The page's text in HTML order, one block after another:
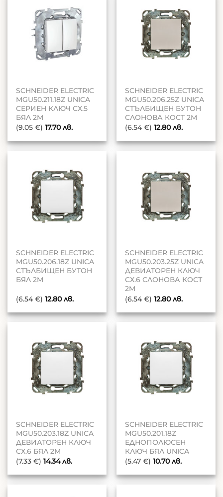
SCHNEIDER ELECTRIC
MGU50.211.18Z UNICA
СЕРИЕН КЛЮЧ СХ.5
БЯЛ 2M
(9.05 €) 17.70лв.
SCHNEIDER ELECTRIC
MGU50.206.25Z UNICA
СТЪЛБИЩЕН БУТОН
СЛОНОВА КОСТ 2M
(6.54 €) 12.80лв.
SCHNEIDER ELECTRIC
MGU50.206.18Z UNICA
СТЪЛБИЩЕН БУТОН
БЯЛ 2M
(6.54 €) 12.80лв.
SCHNEIDER ELECTRIC
MGU50.203.25Z UNICA
ДЕВИАТОРЕН КЛЮЧ
СХ.6 СЛОНОВА КОСТ
2M
(6.54 €) 12.80лв.
SCHNEIDER ELECTRIC
MGU50.203.18Z UNICA
ДЕВИАТОРЕН КЛЮЧ
СХ.6 БЯЛ 2M
(7.33 €) 14.34лв.
SCHNEIDER ELECTRIC
MGU50.201.18Z
ЕДНОПОЛЮСЕН
КЛЮЧ БЯЛ UNICA
(5.47 €) 10.70лв.